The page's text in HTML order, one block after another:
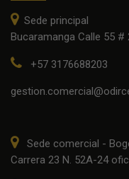
Sede principal
Bucaramanga Calle 55
+57 3176688203
Sede comercial -
Carrera 23 N. 52A-24